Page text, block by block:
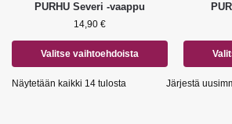
PURHU Severi -vaappu
14,90 €
Valitse vaihtoehdoista
Näytetään kaikki 14 tulosta